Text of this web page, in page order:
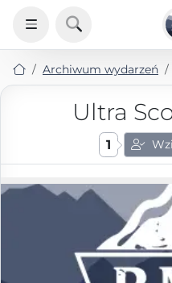
Archiwum wydarzeń
Ultra
1